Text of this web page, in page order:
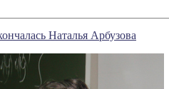
Наталья Арбузова